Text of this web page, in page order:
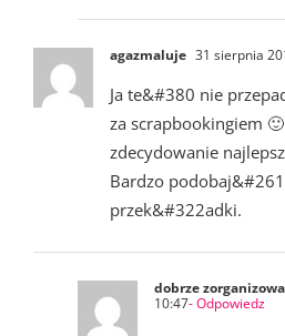
agazmaluje 31 sierpnia
Ja te&#380 nie
za scrapbookingiem
zdecydowanie
Bardzo
przek&#322adki.
dobrze
10:47- Odpowiedz